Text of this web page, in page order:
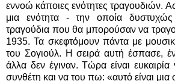
εννοώ κάποιες ενότητες τραγουδιών.
μια ενότητα - την οποία
τραγούδια που θα μπορούσαν να
1935. Τα σκεφτόμουν πάντα με
του Σογιούλ. Η σειρά αυτή έσπασε,
άλλα δεν έγιναν. Τώρα είναι
συνθέτη και να του πω: «αυτό είναι